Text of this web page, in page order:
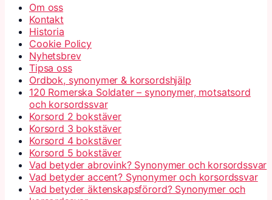
Om oss
Kontakt
Historia
Cookie Policy
Nyhetsbrev
Tipsa oss
Ordbok, synonymer & korsordshjälp
120 Romerska Soldater – synonymer, motsatsord
och korsordssvar
Korsord 2 bokstäver
Korsord 3 bokstäver
Korsord 4 bokstäver
Korsord 5 bokstäver
Vad betyder abrovink? Synonymer och korsordssvar
Vad betyder accent? Synonymer och korsordssvar
Vad betyder äktenskapsförord? Synonymer och